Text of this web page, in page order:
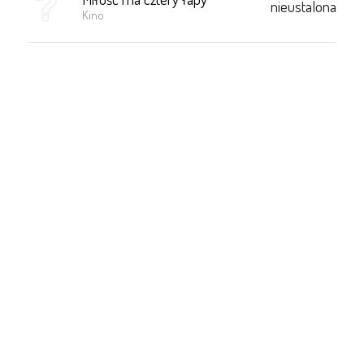
Kino nieustalona